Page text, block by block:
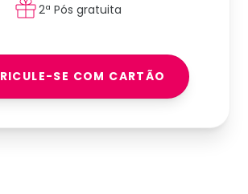
2ª Pós gratuita
SE COM CARTÃO